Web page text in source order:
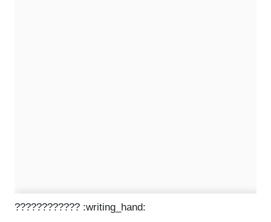
???????????? :writing_hand:️